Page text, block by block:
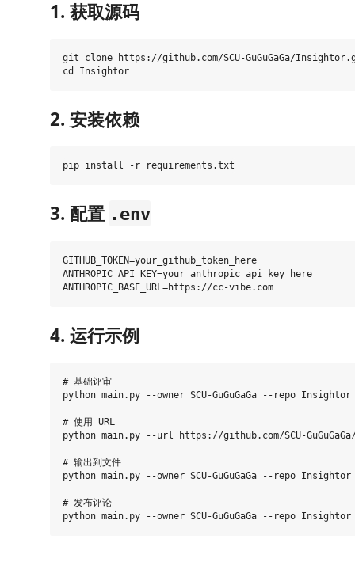
1. 获取源码
git clone https://github.com/SCU-GuGuGaGa/
2. 安装依赖
3. 配置 .env
GITHUB_TOKEN=your_github_token_here
ANTHROPIC_API_KEY=your_anthropic_api_key_here
4. 运行示例
# 基础评审
python main.py --owner SCU-GuGuGaGa --repo
# 使用 URL
python main.py --url https://github.com/SCU-
# 输出到文件
python main.py --owner SCU-GuGuGaGa --repo
# 发布评论